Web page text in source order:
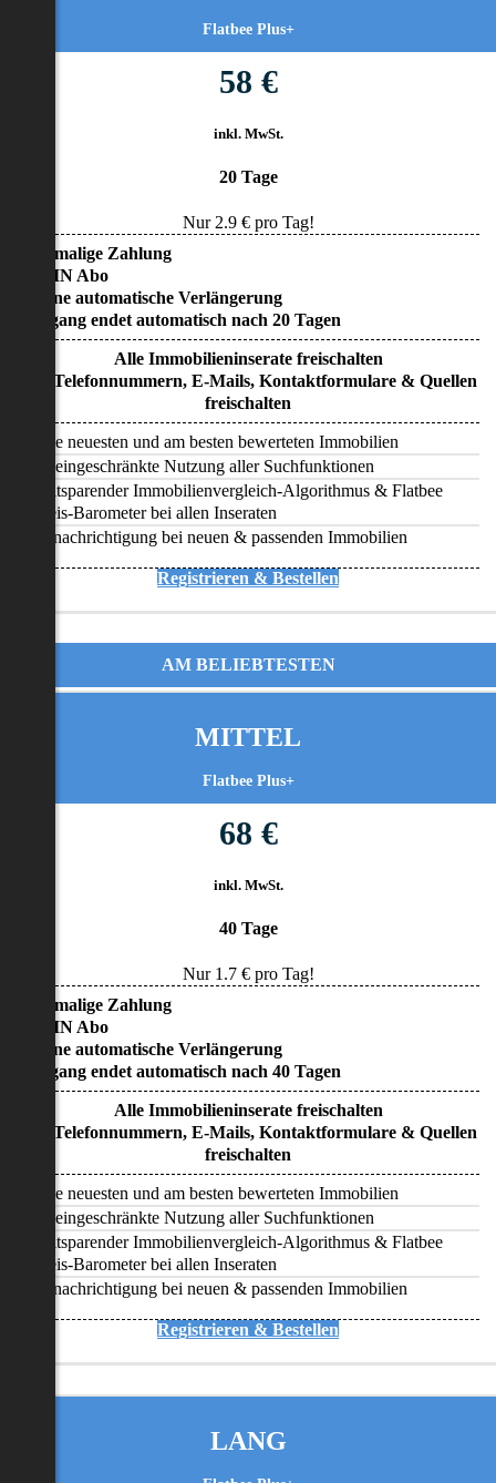
Flatbee Plus+
58 €
inkl. MwSt.
20 Tage
Nur 2.9€ pro Tag!
• Einmalige Zahlung
• KEIN Abo
• Keine automatische Verlängerung
• Zugang endet automatisch nach 20 Tagen
Alle Immobilieninserate freischalten
Alle Telefonnummern, E-Mails, Kontaktformulare & Quellen
freischalten
Alle neuesten und am besten bewerteten Immobilien
Uneingeschränkte Nutzung aller Suchfunktionen
Zeitsparender Immobilienvergleich-Algorithmus & Flatbee
Preis-Barometer bei allen Inseraten
Benachrichtigung bei neuen & passenden Immobilien
Registrieren & Bestellen
AM BELIEBTESTEN
MITTEL
Flatbee Plus+
68 €
inkl. MwSt.
40 Tage
Nur 1.7€ pro Tag!
• Einmalige Zahlung
• KEIN Abo
• Keine automatische Verlängerung
• Zugang endet automatisch nach 40 Tagen
Alle Immobilieninserate freischalten
Alle Telefonnummern, E-Mails, Kontaktformulare & Quellen
freischalten
Alle neuesten und am besten bewerteten Immobilien
Uneingeschränkte Nutzung aller Suchfunktionen
Zeitsparender Immobilienvergleich-Algorithmus & Flatbee
Preis-Barometer bei allen Inseraten
Benachrichtigung bei neuen & passenden Immobilien
Registrieren & Bestellen
LANG